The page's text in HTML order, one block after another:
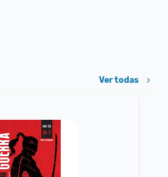
Ver todas